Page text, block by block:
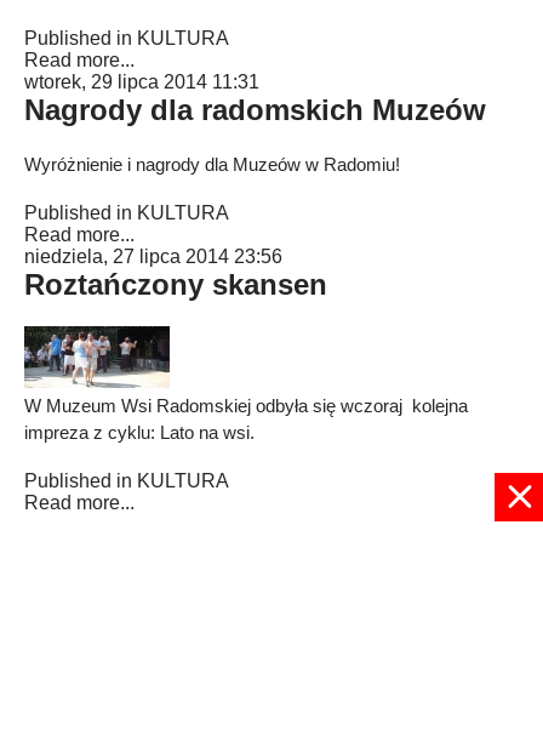
Published in KULTURA
Read more...
wtorek, 29 lipca 2014 11:31
Nagrody dla radomskich Muzeów
Wyróżnienie i nagrody dla Muzeów w Radomiu!
Published in KULTURA
Read more...
niedziela, 27 lipca 2014 23:56
Roztańczony skansen
W Muzeum Wsi Radomskiej odbyła się wczoraj kolejna
impreza z cyklu: Lato na wsi.
Published in KULTURA
Read more...